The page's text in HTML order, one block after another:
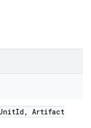
Id , Artifact